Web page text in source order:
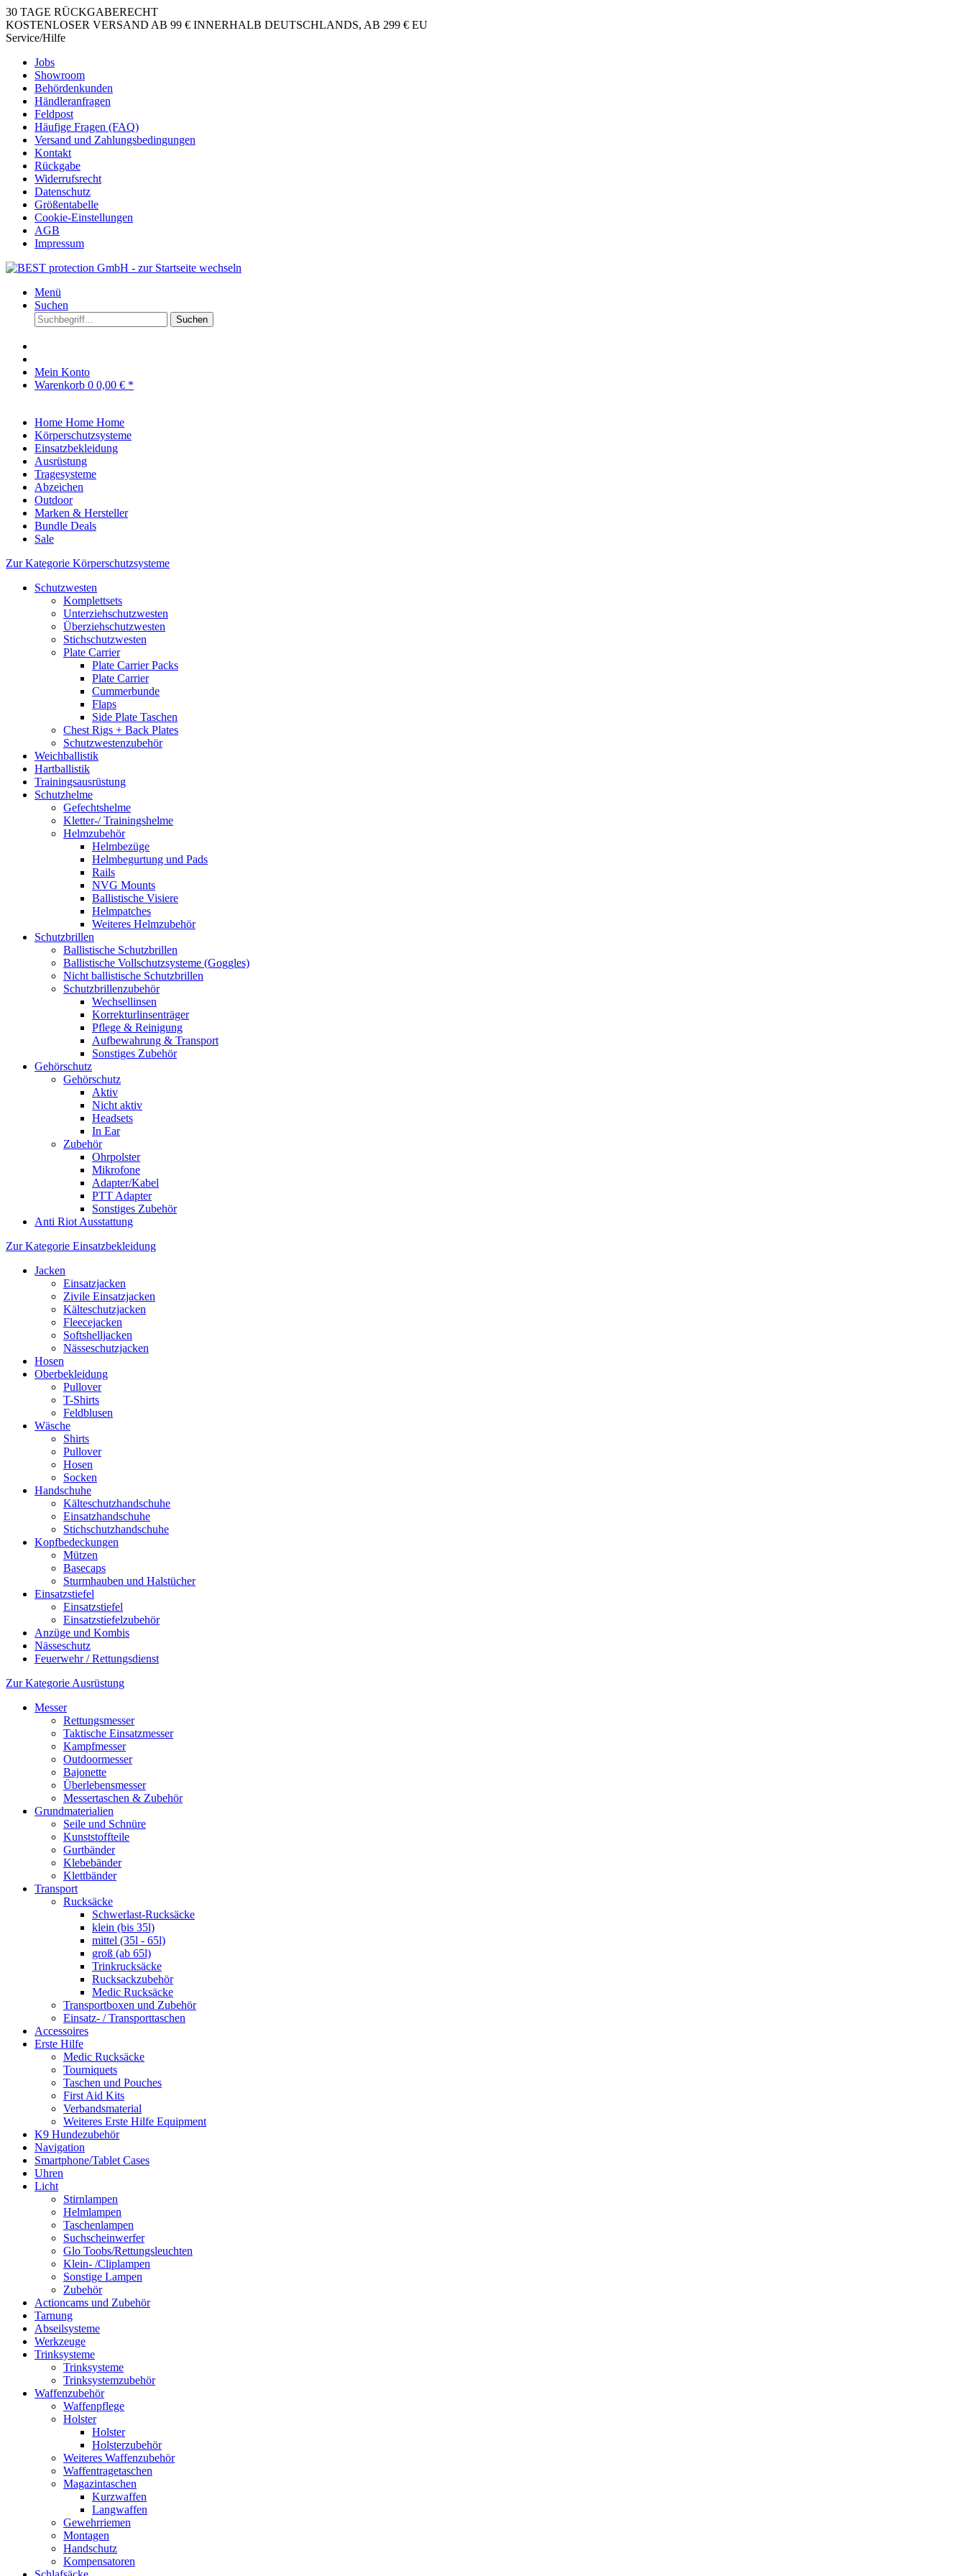
30 TAGE RÜCKGABERECHT
KOSTENLOSER VERSAND AB 99 € INNERHALB DEUTSCHLANDS, AB 299 € EU
Service/Hilfe
Jobs
Showroom
Behördenkunden
Händleranfragen
Feldpost
Häufige Fragen (FAQ)
Versand und Zahlungsbedingungen
Kontakt
Rückgabe
Widerrufsrecht
Datenschutz
Größentabelle
Cookie-Einstellungen
AGB
Impressum
Menü
Suchen
Suchen
Mein Konto
Warenkorb 0 0,00 € *
Home Home Home
Körperschutzsysteme
Einsatzbekleidung
Ausrüstung
Tragesysteme
Abzeichen
Outdoor
Marken & Hersteller
Bundle Deals
Sale
Zur Kategorie Körperschutzsysteme
Schutzwesten
Komplettsets
Unterziehschutzwesten
Überziehschutzwesten
Stichschutzwesten
Plate Carrier
Plate Carrier Packs
Plate Carrier
Cummerbunde
Flaps
Side Plate Taschen
Chest Rigs + Back Plates
Schutzwestenzubehör
Weichballistik
Hartballistik
Trainingsausrüstung
Schutzhelme
Gefechtshelme
Kletter-/ Trainingshelme
Helmzubehör
Helmbezüge
Helmbegurtung und Pads
Rails
NVG Mounts
Ballistische Visiere
Helmpatches
Weiteres Helmzubehör
Schutzbrillen
Ballistische Schutzbrillen
Ballistische Vollschutzsysteme (Goggles)
Nicht ballistische Schutzbrillen
Schutzbrillenzubehör
Wechsellinsen
Korrekturlinsenträger
Pflege & Reinigung
Aufbewahrung & Transport
Sonstiges Zubehör
Gehörschutz
Gehörschutz
Aktiv
Nicht aktiv
Headsets
In Ear
Zubehör
Ohrpolster
Mikrofone
Adapter/Kabel
PTT Adapter
Sonstiges Zubehör
Anti Riot Ausstattung
Zur Kategorie Einsatzbekleidung
Jacken
Einsatzjacken
Zivile Einsatzjacken
Kälteschutzjacken
Fleecejacken
Softshelljacken
Nässeschutzjacken
Hosen
Oberbekleidung
Pullover
T-Shirts
Feldblusen
Wäsche
Shirts
Pullover
Hosen
Socken
Handschuhe
Kälteschutzhandschuhe
Einsatzhandschuhe
Stichschutzhandschuhe
Kopfbedeckungen
Mützen
Basecaps
Sturmhauben und Halstücher
Einsatzstiefel
Einsatzstiefel
Einsatzstiefelzubehör
Anzüge und Kombis
Nässeschutz
Feuerwehr / Rettungsdienst
Zur Kategorie Ausrüstung
Messer
Rettungsmesser
Taktische Einsatzmesser
Kampfmesser
Outdoormesser
Bajonette
Überlebensmesser
Messertaschen & Zubehör
Grundmaterialien
Seile und Schnüre
Kunststoffteile
Gurtbänder
Klebebänder
Klettbänder
Transport
Rucksäcke
Schwerlast-Rucksäcke
klein (bis 35l)
mittel (35l - 65l)
groß (ab 65l)
Trinkrucksäcke
Rucksackzubehör
Medic Rucksäcke
Transportboxen und Zubehör
Einsatz- / Transporttaschen
Accessoires
Erste Hilfe
Medic Rucksäcke
Tourniquets
Taschen und Pouches
First Aid Kits
Verbandsmaterial
Weiteres Erste Hilfe Equipment
K9 Hundezubehör
Navigation
Smartphone/Tablet Cases
Uhren
Licht
Stirnlampen
Helmlampen
Taschenlampen
Suchscheinwerfer
Glo Toobs/Rettungsleuchten
Klein- /Cliplampen
Sonstige Lampen
Zubehör
Actioncams und Zubehör
Tarnung
Abseilsysteme
Werkzeuge
Trinksysteme
Trinksysteme
Trinksystemzubehör
Waffenzubehör
Waffenpflege
Holster
Holster
Holsterzubehör
Weiteres Waffenzubehör
Waffentragetaschen
Magazintaschen
Kurzwaffen
Langwaffen
Gewehrriemen
Montagen
Handschutz
Kompensatoren